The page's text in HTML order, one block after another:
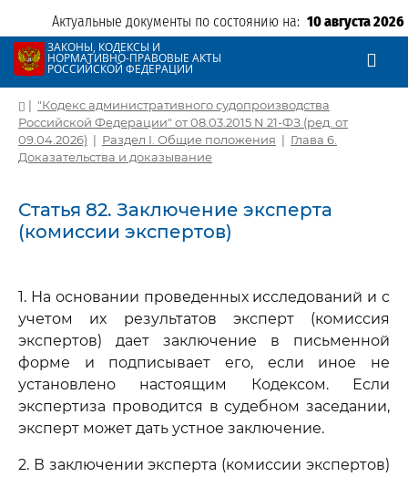
Актуальные документы по состоянию на: 10 августа 2026
ЗАКОНЫ, КОДЕКСЫ И
НОРМАТИВНО-ПРАВОВЫЕ АКТЫ
РОССИЙСКОЙ ФЕДЕРАЦИИ
| "Кодекс административного судопроизводства
Российской Федерации" от 08.03.2015 N 21-ФЗ (ред. от
09.04.2026) | Раздел I. Общие положения | Глава 6.
Доказательства и доказывание
Статья 82. Заключение эксперта
(комиссии экспертов)
1. На основании проведенных исследований и с
учетом их результатов эксперт (комиссия
экспертов) дает заключение в письменной
форме и подписывает его, если иное не
установлено настоящим Кодексом. Если
экспертиза проводится в судебном заседании,
эксперт может дать устное заключение.
2. В заключении эксперта (комиссии экспертов)